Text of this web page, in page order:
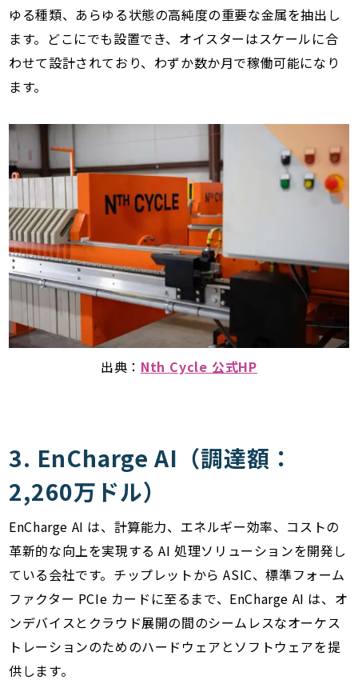
ゆる種類、あらゆる状態の高純度の重要な金属を抽出し
ます。どこにでも設置でき、オイスターはスケールに合
わせて設計されており、わずか数か月で稼働可能になり
ます。
出典： Nth Cycle 公式HP
3. EnCharge AI（調達額：
2,260万ドル）
EnCharge AI は、計算能力、エネルギー効率、コストの
革新的な向上を実現する AI 処理ソリューションを開発し
ている会社です。チップレットから ASIC、標準フォーム
ファクター PCIe カードに至るまで、EnCharge AI は、オ
ンデバイスとクラウド展開の間のシームレスなオーケス
トレーションのためのハードウェアとソフトウェアを提
供します。